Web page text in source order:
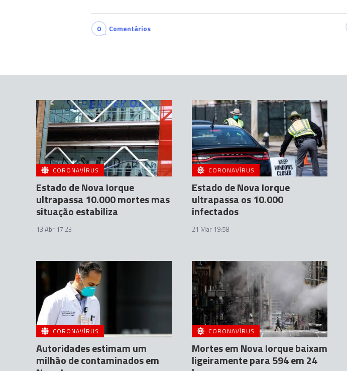
0 Comentários
CORONAVÍRUS
Estado de Nova Iorque
ultrapassa 10.000 mortes mas
situação estabiliza
13 Abr 17:23
CORONAVÍRUS
Estado de Nova Iorque
ultrapassa os 10.000
infectados
21 Mar 19:58
CORONAVÍRUS
Autoridades estimam um
milhão de contaminados em
CORONAVÍRUS
Mortes em Nova Iorque baixam
ligeiramente para 594 em 24